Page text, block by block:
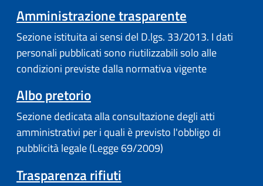
Amministrazione trasparente
Sezione istituita ai sensi del D.lgs. 33/2013. I dati
personali pubblicati sono riutilizzabili solo alle
condizioni previste dalla normativa vigente
Albo pretorio
Sezione dedicata alla consultazione degli atti
amministrativi per i quali è previsto l'obbligo di
pubblicità legale (Legge 69/2009)
Trasparenza rifiuti